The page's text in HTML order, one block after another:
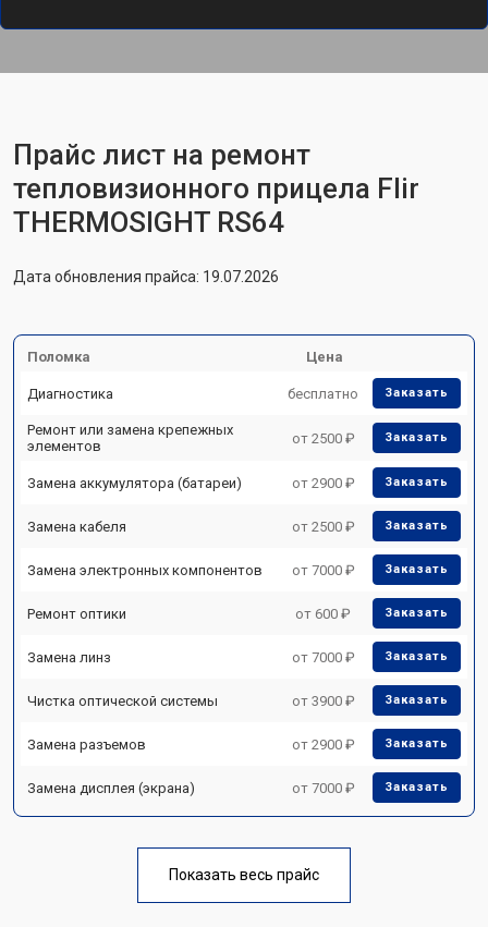
Прайс лист на ремонт
тепловизионного прицела Flir
THERMOSIGHT RS64
Дата обновления прайса: 19.07.2026
Поломка Цена
Диагностика бесплатно Заказать
Ремонт или замена крепежных
элементов
от 2500 ₽ Заказать
Замена аккумулятора (батареи) от 2900 ₽ Заказать
Замена кабеля от 2500 ₽ Заказать
Замена электронных компонентов от 7000 ₽ Заказать
Ремонт оптики от 600 ₽ Заказать
Замена линз от 7000 ₽ Заказать
Чистка оптической системы от 3900 ₽ Заказать
Замена разъемов от 2900 ₽ Заказать
Замена дисплея (экрана) от 7000 ₽ Заказать
Показать весь прайс